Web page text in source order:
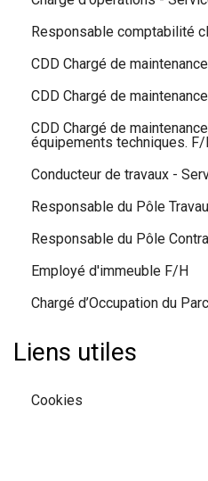
Responsable comptabilité
CDD Chargé de
CDD Chargé de
CDD Chargé de
équipements techniques. F/
Conducteur de travaux -
Responsable du Pôle
Responsable du Pôle
Employé d'immeuble F/H
Chargé d’Occupation du
Liens utiles
Cookies